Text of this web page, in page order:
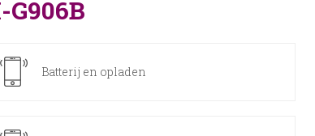
Batterij en opladen